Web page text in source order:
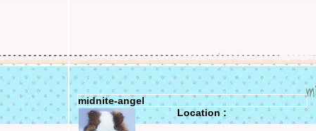
midnite-angel
Location :